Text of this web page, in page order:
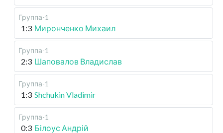
Группа-1
1:3 Миронченко Михаил
Группа-1
2:3 Шаповалов Владислав
Группа-1
1:3 Shchukin Vladimir
Группа-1
0:3 Білоус Андрій